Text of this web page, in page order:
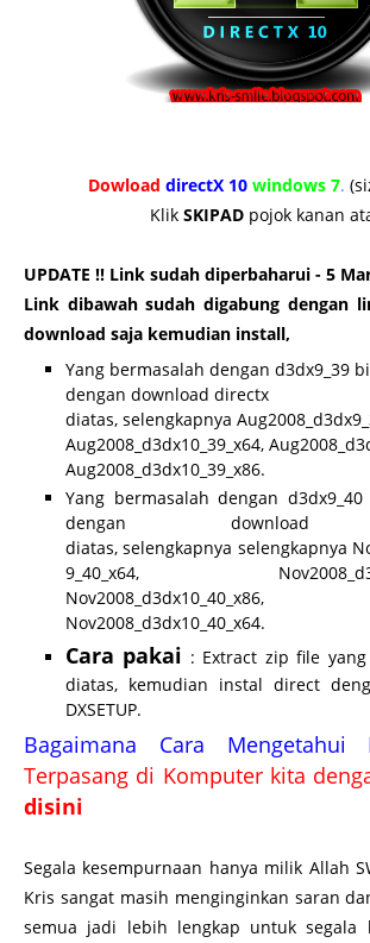
Dowload directX 10 windows 7.
Klik SKIPAD pojok kanan
UPDATE !! Link sudah diperbaharui - 5
Link dibawah sudah digabung dengan
download saja kemudian install,
Yang bermasalah dengan d3dx9_39
dengan download directx
diatas, selengkapnya
Aug2008_d3dx10_39_x64,
Aug2008_d3dx10_39_x86.
Yang bermasalah dengan
dengan download
diatas, selengkapnya selengkapnya
9_40_x64,
Nov2008_d3dx10_40_x86,
Nov2008_d3dx10_40_x64.
Cara pakai : Extract zip file
diatas, kemudian instal direct
DXSETUP.
Bagaimana Cara Mengetahui
Terpasang di Komputer kita
disini
Segala kesempurnaan hanya milik Allah
Kris sangat masih menginginkan saran
semua jadi lebih lengkap untuk segala